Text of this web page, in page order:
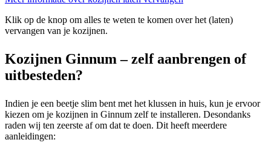
Klik op de knop om alles te weten te komen over het (laten)
vervangen van je kozijnen.
Kozijnen Ginnum – zelf aanbrengen of
uitbesteden?
Indien je een beetje slim bent met het klussen in huis, kun je ervoor
kiezen om je kozijnen in Ginnum zelf te installeren. Desondanks
raden wij ten zeerste af om dat te doen. Dit heeft meerdere
aanleidingen: